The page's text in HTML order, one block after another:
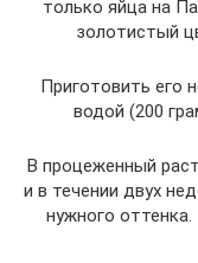
только яйца на
золотистый
Приготовить его
водой (200
В процеженный
и в течении двух
нужного оттенка.